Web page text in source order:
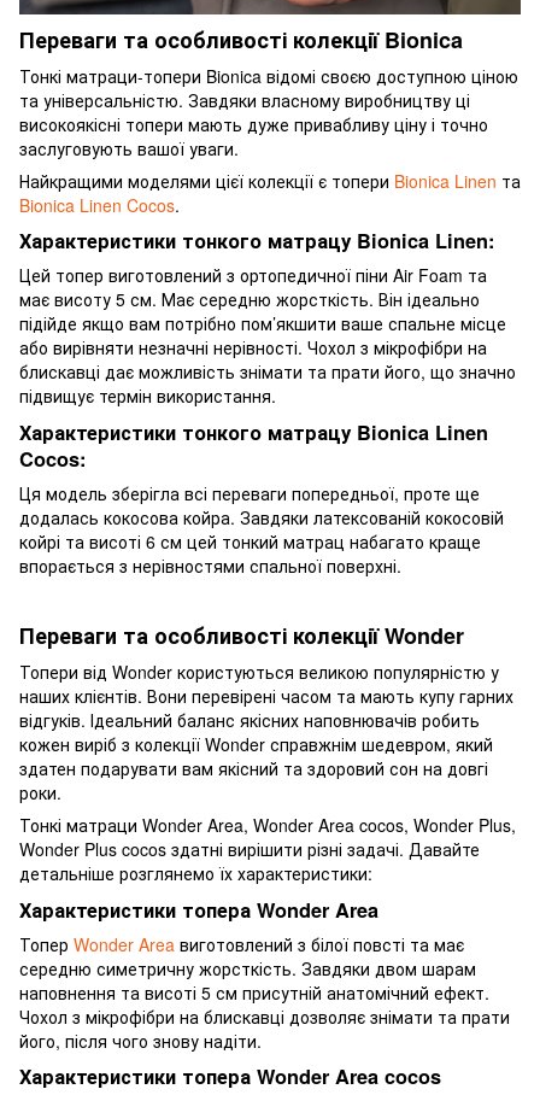
Переваги та особливості колекції Bionica
Тонкі матраци-топери Bionica відомі своєю доступною ціною
та універсальністю. Завдяки власному виробництву ці
високоякісні топери мають дуже привабливу ціну і точно
заслуговують вашої уваги.
Найкращими моделями цієї колекції є топери Bionica Linen та
Bionica Linen Cocos.
Характеристики тонкого матрацу Bionica Linen:
Цей топер виготовлений з ортопедичної піни Air Foam та
має висоту 5 см. Має середню жорсткість. Він ідеально
підійде якщо вам потрібно пом’якшити ваше спальне місце
або вирівняти незначні нерівності. Чохол з мікрофібри на
блискавці дає можливість знімати та прати його, що значно
підвищує термін використання.
Характеристики тонкого матрацу Bionica Linen
Cocos:
Ця модель зберігла всі переваги попередньої, проте ще
додалась кокосова койра. Завдяки латексованій кокосовій
койрі та висоті 6 см цей тонкий матрац набагато краще
впорається з нерівностями спальної поверхні.
Переваги та особливості колекції Wonder
Топери від Wonder користуються великою популярністю у
наших клієнтів. Вони перевірені часом та мають купу гарних
відгуків. Ідеальний баланс якісних наповнювачів робить
кожен виріб з колекції Wonder справжнім шедевром, який
здатен подарувати вам якісний та здоровий сон на довгі
роки.
Тонкі матраци Wonder Area, Wonder Area cocos, Wonder Plus,
Wonder Plus cocos здатні вирішити різні задачі. Давайте
детальніше розглянемо їх характеристики:
Характеристики топера Wonder Area
Топер Wonder Area виготовлений з білої повсті та має
середню симетричну жорсткість. Завдяки двом шарам
наповнення та висоті 5 см присутній анатомічний ефект.
Чохол з мікрофібри на блискавці дозволяє знімати та прати
його, після чого знову надіти.
Характеристики топера Wonder Area cocos